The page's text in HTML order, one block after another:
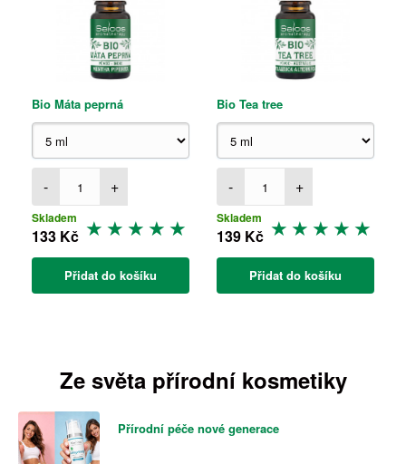
Bio Máta peprná
- +
Skladem
133 Kč
Přidat do košíku
Bio Tea tree
- +
Skladem
139 Kč
Přidat do košíku
Ze světa přírodní kosmetiky
Přírodní péče nové generace